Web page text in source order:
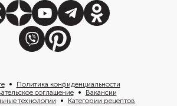
Политика конфиденциальности
соглашение
Вакансии
технологии
Категории рецептов